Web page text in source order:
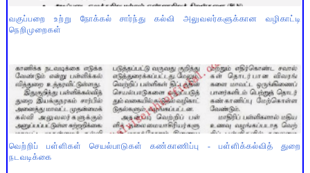
வகுப்பறை உற்று நோக்கல் சார்ந்து கல்வி அலுவலர்களுக்கான வழிகாட்டி
நெறிமுறைகள்
வெற்றிப் பள்ளிகள் செயல்பாடுகள் கண்காணிப்பு - பள்ளிக்கல்வித் துறை
நடவடிக்கை